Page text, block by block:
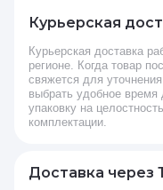
Курьерская
Курьерская доставка
регионе. Когда товар
свяжется для
выбрать удобное время
упаковку на
комплектации.
Доставка через